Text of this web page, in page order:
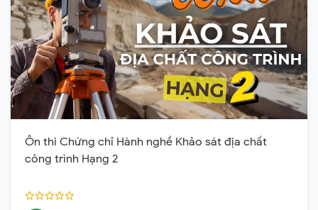
Ôn thi Chứng chỉ Hành nghề Khảo sát địa chất
công trình Hạng 2